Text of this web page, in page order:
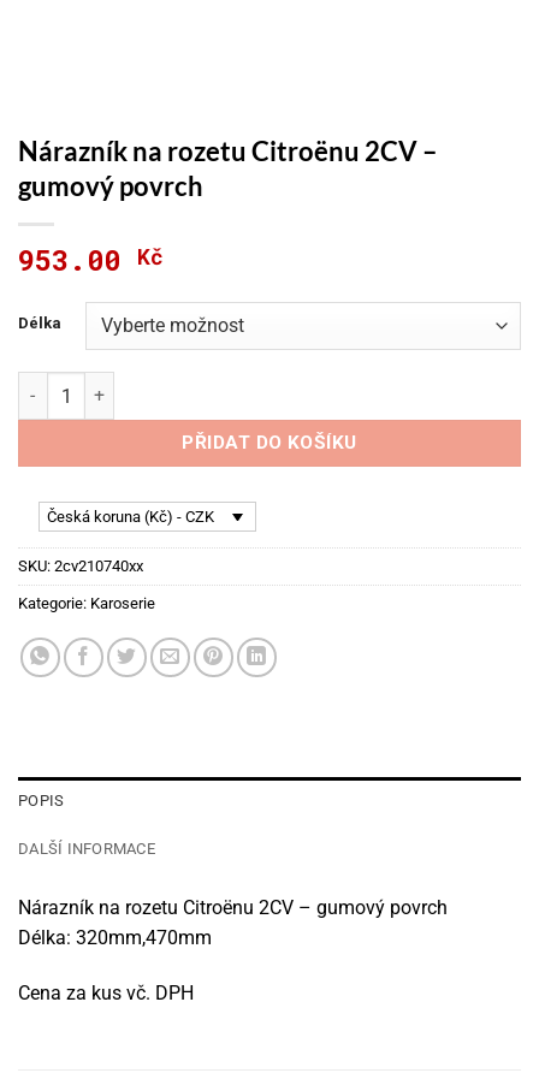
Nárazník na rozetu Citroënu 2CV –
gumový povrch
953.00 Kč
Délka
Nárazník na rozetu Citroënu 2CV - gumový povrch množství
PŘIDAT DO KOŠÍKU
Česká koruna (Kč) - CZK
SKU: 2cv210740xx
Kategorie: Karoserie
POPIS
DALŠÍ INFORMACE
Nárazník na rozetu Citroënu 2CV – gumový povrch
Délka: 320mm,470mm
Cena za kus vč. DPH